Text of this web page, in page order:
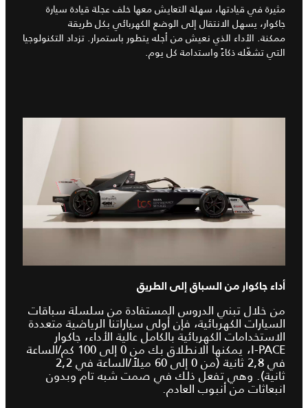
مثيرة في قيادتها، سهلة التعايش معها خلف عجلة قيادة سيارة
جاكوار، يسهل الانتقال إلى الوضع الكهربائي بكل طريقة
ممكنة. الأداء الذي نعيش من أجله يتطور باستمرار. تزداد التكنولوجيا
التي تشغّله ذكاءً واستدامة كل يوم.
أداء جاكوار من السباق إلى الطريق
من خلال تبني الدروس المستفادة من سلسلة سباقات
السيارات الكهربائية، فإن أولى سياراتنا الرياضية متعددة
الاستخدامات الكهربائية بالكامل عالية الأداء، جاكوار
I‑PACE، يمكنها الانطلاق بك من 0 إلى 100 كم/الساعة
في 2,8 ثانية (من 0 إلى 60 ميلاً/الساعة في 2,2
ثانية). وهي تفعل ذلك في صمت شبه تام وبدون
انبعاثات من أنبوب العادم.